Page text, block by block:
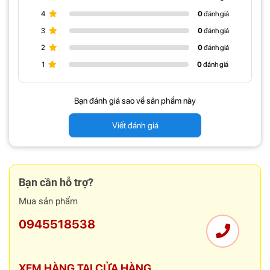
khi không sử dụng.
Được chế tạo từ sắt cao cấp và phủ lớp sơn tĩnh điện, Ergotek E94
4
0đánh giá
3
0đánh giá
2
0đánh giá
1
0đánh giá
Bạn đánh giá sao về sản phẩm này
Viết đánh giá
Bạn cần hỗ trợ?
Mua sản phẩm
0945518538